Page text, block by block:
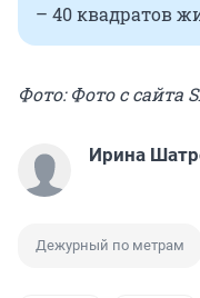
– 40 квадратов
Фото: Фото с сайта
Ирина
Дежурный по метрам